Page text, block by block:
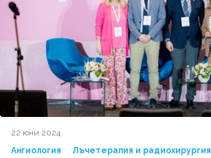
22 юни 2024
Ангиология
Лъчетерапия и радиохирургия